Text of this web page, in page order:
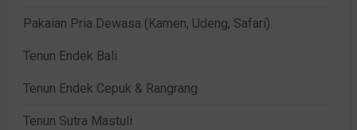
Pakaian Pria Dewasa (Kamen, Udeng, Safari)
Tenun Endek Bali
Tenun Endek Cepuk & Rangrang
Tenun Sutra Mastuli